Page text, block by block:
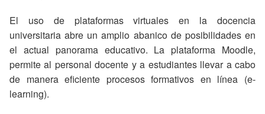
El uso de plataformas virtuales en la docencia
universitaria abre un amplio abanico de posibilidades en
el actual panorama educativo. La plataforma Moodle,
permite al personal docente y a estudiantes llevar a cabo
de manera eficiente procesos formativos en línea (e-
learning).